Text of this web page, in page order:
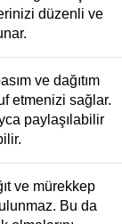
düzenli ve
ve dağıtım
etmenizi sağlar.
paylaşılabilir
ve mürekkep
Bu da